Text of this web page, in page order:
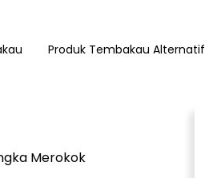
Produk Tembakau Alternatif
Merokok